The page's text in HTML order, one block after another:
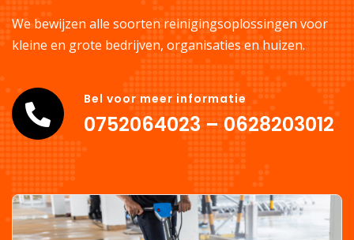
We bewijzen alle soorten reinigingsoplossingen voor
kleine en grote bedrijven, organisaties en huizen.
Bel voor meer informatie
0752064023 – 0628203012